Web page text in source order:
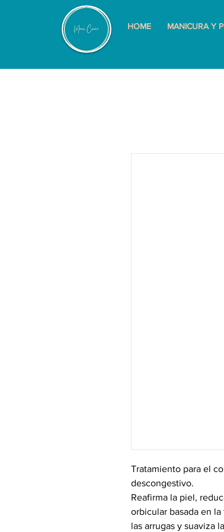
HOME MANICURA Y
Tratamiento para el
descongestivo.
Reafirma la piel,
orbicular basada en
las arrugas y suaviza